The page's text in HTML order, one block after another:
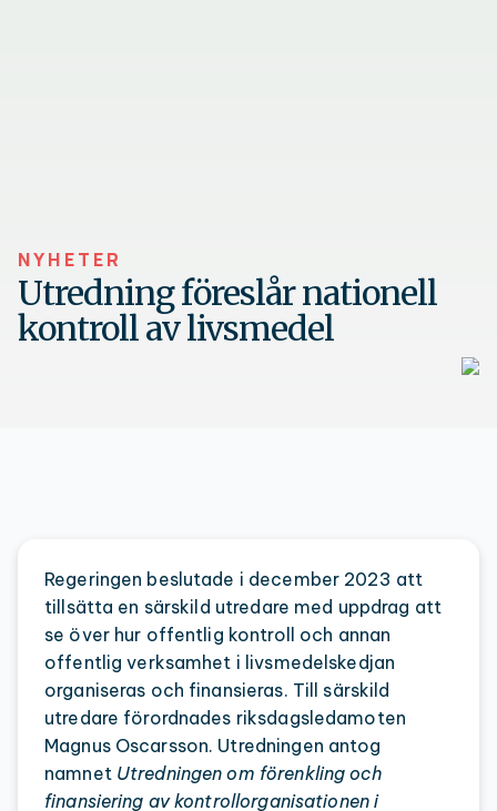
NYHETER
Utredning föreslår nationell
kontroll av livsmedel
Regeringen beslutade i december 2023 att
tillsätta en särskild utredare med uppdrag att
se över hur offentlig kontroll och annan
offentlig verksamhet i livsmedelskedjan
organiseras och finansieras. Till särskild
utredare förordnades riksdagsledamoten
Magnus Oscarsson. Utredningen antog
namnet Utredningen om förenkling och
finansiering av kontrollorganisationen i